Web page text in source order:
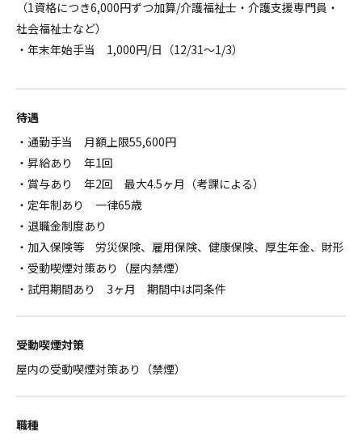
（1資格につき6,000円ずつ加算/介護福祉士・介護支援専門員・
社会福祉士など）
・年末年始手当 1,000円/日（12/31～1/3）
待遇
・通勤手当 月額上限55,600円
・昇給あり 年1回
・賞与あり 年2回 最大4.5ヶ月（考課による）
・定年制あり 一律65歳
・退職金制度あり
・加入保険等 労災保険、雇用保険、健康保険、厚生年金、財形
・受動喫煙対策あり（屋内禁煙）
・試用期間あり 3ヶ月 期間中は同条件
受動喫煙対策
屋内の受動喫煙対策あり（禁煙）
職種